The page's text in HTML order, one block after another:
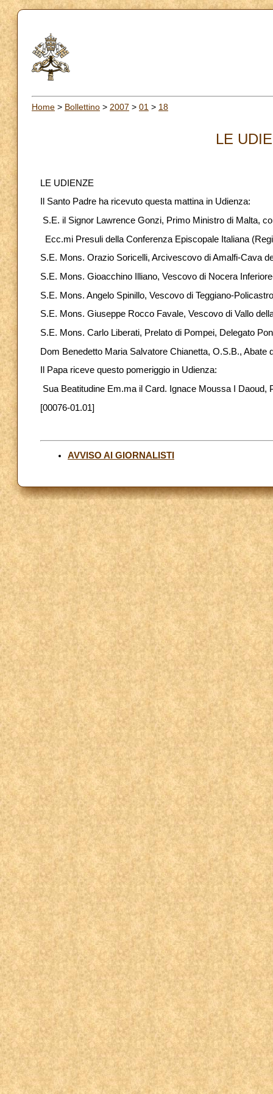
Home > Bollettino > 2007 > 01 > 18
LE
LE UDIENZE
Il Santo Padre ha ricevuto questa mattina in Udienza:
S.E. il Signor Lawrence Gonzi, Primo Ministro di Malta,
Ecc.mi Presuli della Conferenza Episcopale Italiana
S.E. Mons. Orazio Soricelli, Arcivescovo di Amalfi-Cava
S.E. Mons. Gioacchino Illiano, Vescovo di Nocera
S.E. Mons. Angelo Spinillo, Vescovo di Teggiano-
S.E. Mons. Giuseppe Rocco Favale, Vescovo di Vallo
S.E. Mons. Carlo Liberati, Prelato di Pompei, Delegato
Dom Benedetto Maria Salvatore Chianetta, O.S.B., Abate
Il Papa riceve questo pomeriggio in Udienza:
Sua Beatitudine Em.ma il Card. Ignace Moussa I Daoud,
[00076-01.01]
AVVISO AI GIORNALISTI